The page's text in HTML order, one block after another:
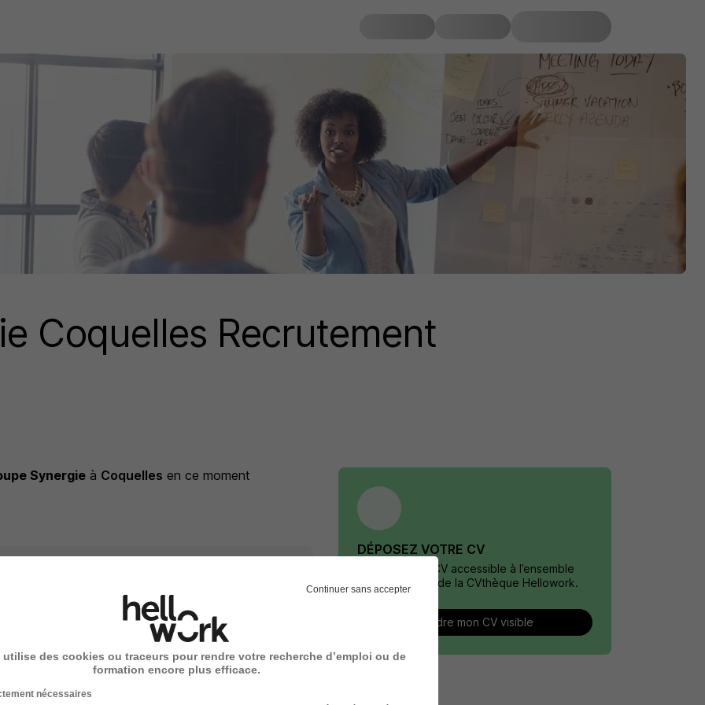
Coquelles Recrutement
Synergie à Coquelles en ce moment
Entreprise Coquelles
DÉPOSEZ VOTRE CV
Rendez votre CV accessible à l’ensemble
des recruteurs de la CVthèque Hellowork.
Rendre mon CV visible
Continuer sans accepter
utilise des cookies ou traceurs pour rendre votre recherche d’emploi ou de
formation encore plus efficace.
nécessaires